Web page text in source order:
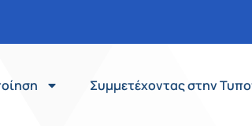
Συμμετέχοντας στην